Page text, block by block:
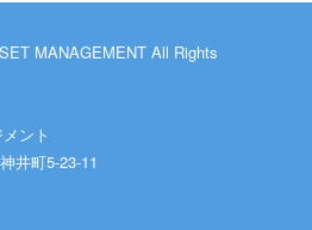
MANAGEMENT All Rights
ント
井町5-23-11